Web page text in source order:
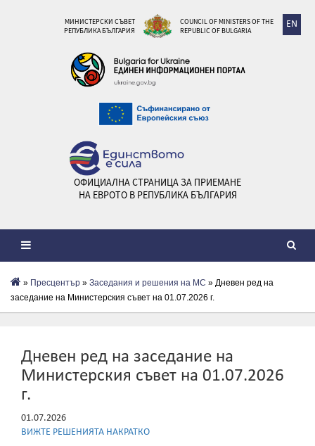
EN
МИНИСТЕРСКИ СЪВЕТ
РЕПУБЛИКА БЪЛГАРИЯ
COUNCIL OF MINISTERS OF THE
REPUBLIC OF BULGARIA
ОФИЦИАЛНА СТРАНИЦА ЗА ПРИЕМАНЕ
НА ЕВРОТО В РЕПУБЛИКА БЪЛГАРИЯ
» Пресцентър » Заседания и решения на МС » Дневен ред на
заседание на Министерския съвет на 01.07.2026 г.
Дневен ред на заседание на
Министерския съвет на 01.07.2026
г.
01.07.2026
ВИЖТЕ РЕШЕНИЯТА НАКРАТКО